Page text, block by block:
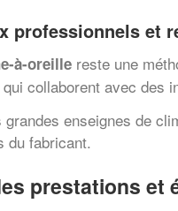
professionnels et
à-oreille reste une
qui collaborent avec des
grandes enseignes de
du fabricant.
prestations et